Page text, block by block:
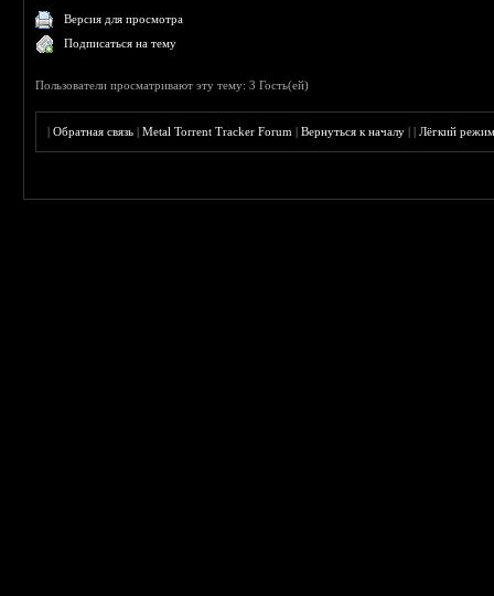
Версия для просмотра
Подписаться на тему
Пользователи просматривают эту тему: 3 Гость(ей)
|Обратная связь |Metal Torrent Tracker Forum |Вернуться к началу ||Лёгкий